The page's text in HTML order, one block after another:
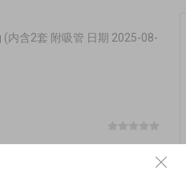
内含2套 附吸管 日期 2025-08-